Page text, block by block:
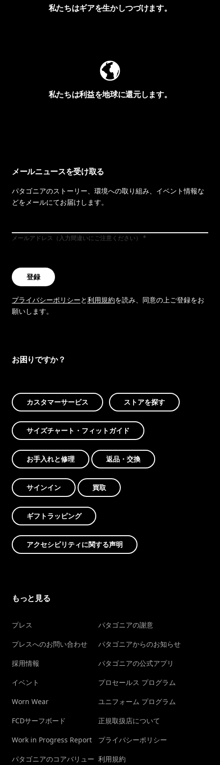
私たちはギアを生かしつづけます。
私たちは利益を地球に還元します。
メールニュースを受け取る
パタゴニアのストーリー、環境への取り組み、イベント情報な
どをメールにてお届けします。
メールアドレス（入力間違いにご注意ください）
登録
プライバシーポリシーと利用規約を読み、同意の上ご登録をお
願いします。
お困りですか？
カスタマーサービス ストアを探す
サイズチャート・フィットガイド
お手入れと修理 返品・交換
サインイン 買取
ギフトラッピング
アクセシビリティに関する声明
もっと見る
プレス
プレスへのお問い合わせ
採用情報
イベント
Worn Wear
FCDサーフボード
Work in Progress Report
パタゴニアのコアバリュー
パタゴニアの謝意
パタゴニアからのお知らせ
パタゴニアの公式アプリ
プロセールス プログラム
ユニフォーム プログラム
正規取扱店について
プライバシーポリシー
利用規約